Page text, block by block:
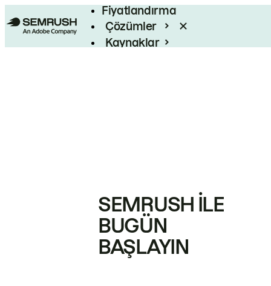
Fiyatlandırma
Çözümler
Kaynaklar
SEMRUSH ILE
BUGÜN
BAŞLAYIN